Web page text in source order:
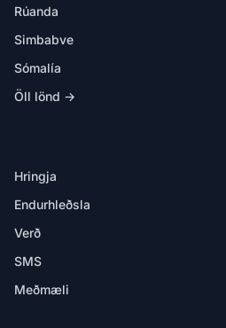
Rúanda
Simbabve
Sómalía
Öll lönd →
Hringja
Endurhleðsla
Verð
SMS
Meðmæli